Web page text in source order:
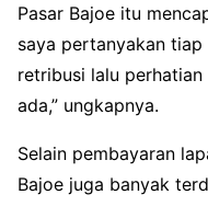
Pasar Bajoe itu
saya pertanyakan
retribusi lalu
ada,” ungkapnya.
Selain pembayaran
Bajoe juga banyak